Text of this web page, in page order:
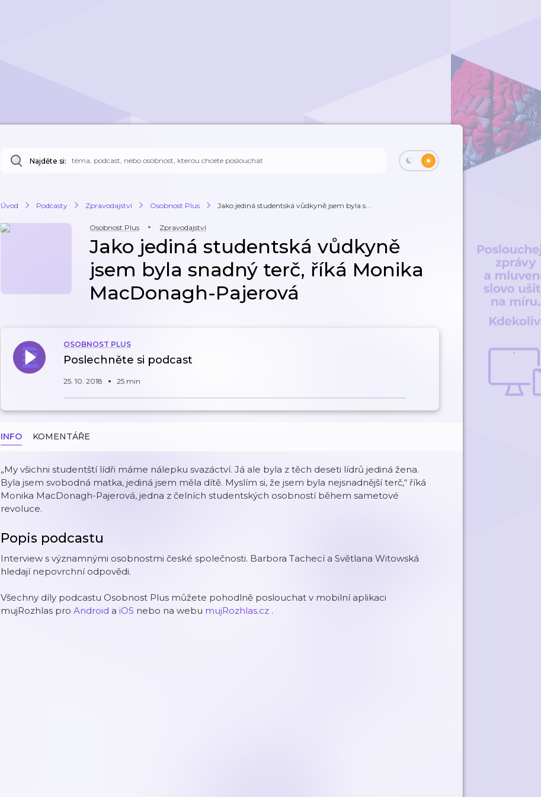
Najděte si:
Úvod Podcasty Zpravodajství Osobnost Plus Jako jediná studentská vůdkyně jsem byla s...
Osobnost Plus Zpravodajství
Jako jediná studentská vůdkyně
jsem byla snadný terč, říká Monika
MacDonagh-Pajerová
OSOBNOST PLUS
Poslechněte si podcast
25. 10. 2018 25 min
INFO KOMENTÁŘE
„My všichni studentští lídři máme nálepku svazáctví. Já ale byla z těch deseti lídrů jediná žena.
Byla jsem svobodná matka, jediná jsem měla dítě. Myslím si, že jsem byla nejsnadnější terč,“ říká
Monika MacDonagh-Pajerová, jedna z čelních studentských osobností během sametové
revoluce.
Popis podcastu
Interview s významnými osobnostmi české společnosti. Barbora Tachecí a Světlana Witowská
hledají nepovrchní odpovědi.
Všechny díly podcastu Osobnost Plus můžete pohodlně poslouchat v mobilní aplikaci
mujRozhlas pro Android a iOS nebo na webu mujRozhlas.cz .